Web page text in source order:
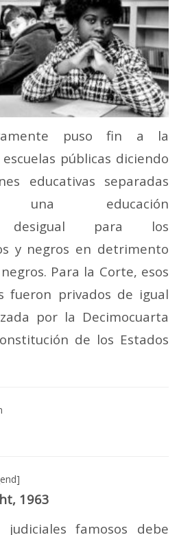
puso fin a la
públicas diciendo
educativas separadas
una educación
desigual para los
y negros en detrimento
Para la Corte, esos
fueron privados de igual
por la Decimocuarta
de los Estados
1963
famosos debe